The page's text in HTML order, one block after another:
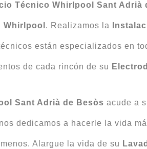
Técnico Whirlpool Sant Adrià
Whirlpool . Realizamos la
están especializados en
de cada rincón de su
Sant Adrià de Besòs acude a
nos dedicamos a hacerle la vida
Alargue la vida de su